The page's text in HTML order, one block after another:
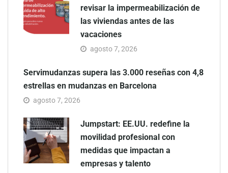
revisar la impermeabilización de
las viviendas antes de las
vacaciones
agosto 7, 2026
Servimudanzas supera las 3.000 reseñas con 4,8
estrellas en mudanzas en Barcelona
agosto 7, 2026
Jumpstart: EE.UU. redefine la
movilidad profesional con
medidas que impactan a
empresas y talento